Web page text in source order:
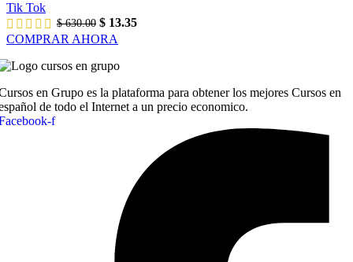
Tik Tok
$630.00 El
precio
original
era:
$ 13.35El
COMPRAR AHORA
en Grupo es la plataforma para obtener los mejores Cursos en
de todo el Internet a un precio economico.
f